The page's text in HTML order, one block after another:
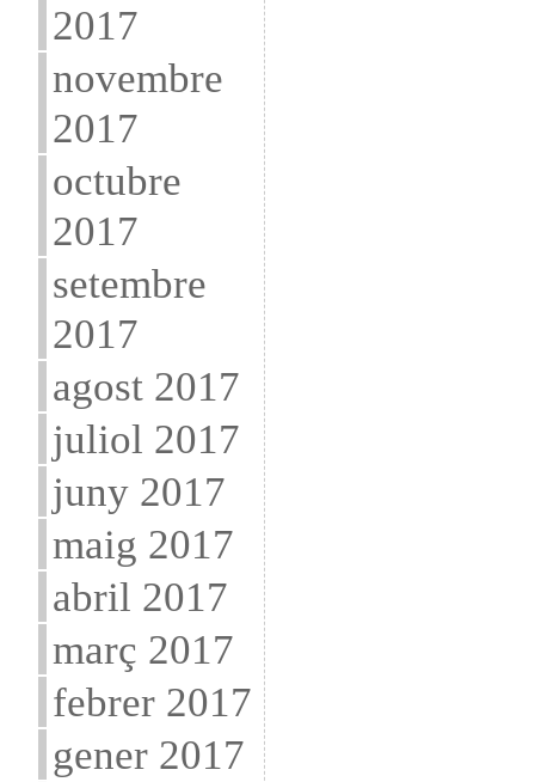
2017
novembre
2017
octubre
2017
setembre
2017
agost 2017
juliol 2017
juny 2017
maig 2017
abril 2017
març 2017
febrer 2017
gener 2017